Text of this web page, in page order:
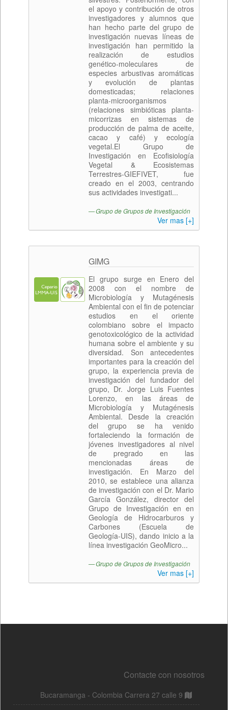
Contacte con nosotros
Bucaramanga - Colombia Carrera 27 calle 9